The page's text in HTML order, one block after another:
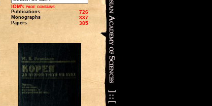
IOM's page contains
Publications 726
Monographs 337
Papers 385